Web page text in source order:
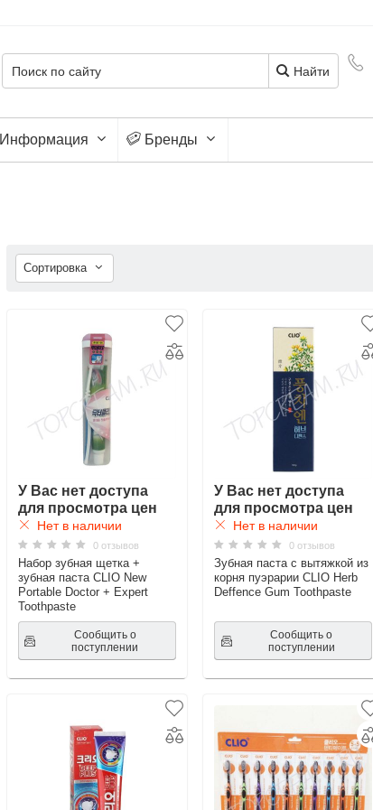
Найти
Информация Бренды
Сортировка
У Вас нет доступа
для просмотра цен
Нет в наличии
0 отзывов
Набор зубная щетка +
зубная паста CLIO New
Portable Doctor + Expert
Toothpaste
Сообщить о
поступлении
У Вас нет доступа
для просмотра цен
Нет в наличии
0 отзывов
Зубная паста с вытяжкой из
корня пуэрарии CLIO Herb
Deffence Gum Toothpaste
Сообщить о
поступлении